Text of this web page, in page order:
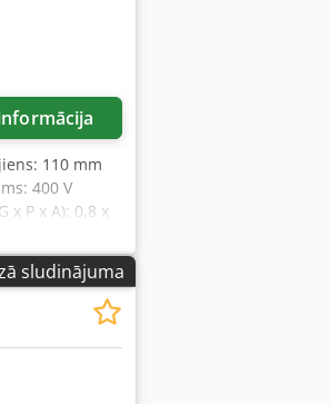
110 mm
400 V
x P x A): 0,8 x
sludinājuma